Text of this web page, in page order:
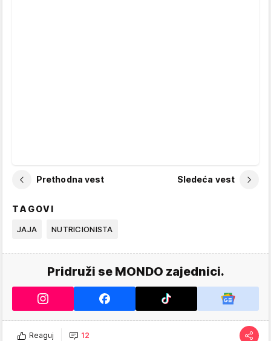
Prethodna vest Sledeća vest
TAGOVI
JAJA NUTRICIONISTA
Pridruži se MONDO zajednici.
Reaguj 12